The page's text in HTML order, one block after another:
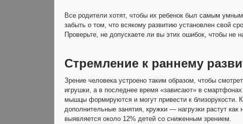
Все родители хотят, чтобы их ребенок был самым
забыть о том, что всякому развитию установлен свой
Проверьте, не допускаете ли вы этих ошибок, чтобы не
Стремление к раннему
Зрение человека устроено таким образом, чтобы
игрушки, а в последнее время «зависают» в
мышцы формируются и могут привести к близорукости.
дополнительные занятия, кружки — нагрузки растут
выявляется около 12% детей со сниженным зрением.